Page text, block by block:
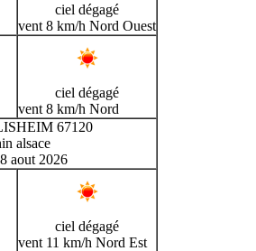
ciel dégagé
vent 8 km/h Nord Ouest
ciel dégagé
vent 8 km/h Nord
67120
alsace
aout 2026
ciel dégagé
vent 11 km/h Nord Est